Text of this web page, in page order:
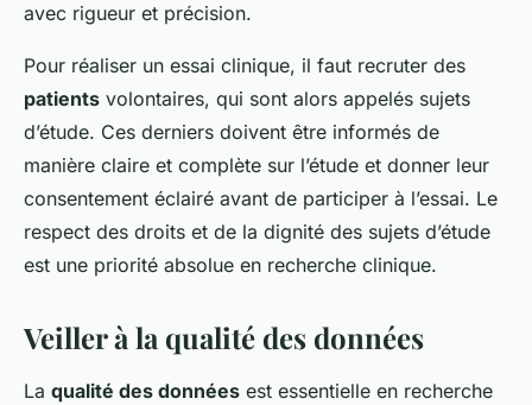
avec rigueur et précision.
Pour réaliser un essai clinique, il faut recruter des
patients volontaires, qui sont alors appelés sujets
d’étude. Ces derniers doivent être informés de
manière claire et complète sur l’étude et donner leur
consentement éclairé avant de participer à l’essai. Le
respect des droits et de la dignité des sujets d’étude
est une priorité absolue en recherche clinique.
Veiller à la qualité des données
La qualité des données est essentielle en recherche